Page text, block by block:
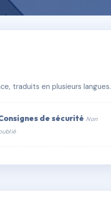
traduits en plusieurs langues.
de sécurité Non